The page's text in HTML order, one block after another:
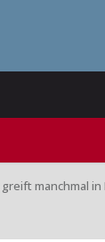
greift manchmal